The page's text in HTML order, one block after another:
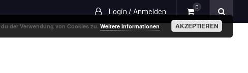
Login / Anmelden 0
der Verwendung von Cookies zu. Weitere Informationen AKZEPTIEREN